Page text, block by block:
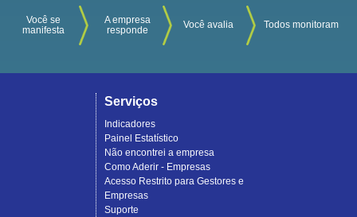
Você se
manifesta
A empresa
responde
Você avalia Todos monitoram
Serviços
Indicadores
Painel Estatístico
Não encontrei a empresa
Como Aderir - Empresas
Acesso Restrito para Gestores e
Empresas
Suporte